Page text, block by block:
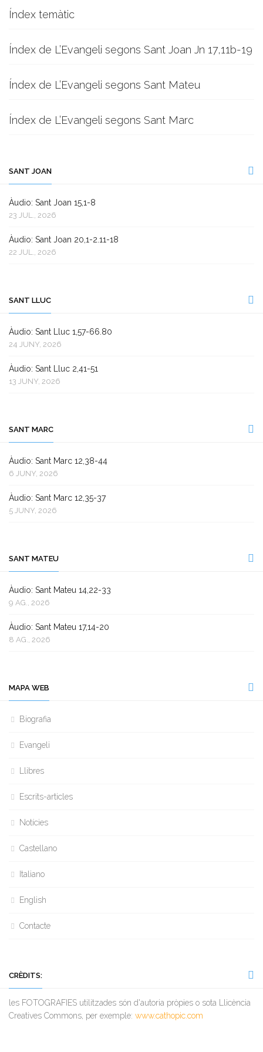
Índex temàtic
Índex de L’Evangeli segons Sant Joan Jn 17,11b-19
Índex de L’Evangeli segons Sant Mateu
Índex de L’Evangeli segons Sant Marc
SANT JOAN
Àudio: Sant Joan 15,1-8
23 JUL., 2026
Àudio: Sant Joan 20,1-2.11-18
22 JUL., 2026
SANT LLUC
Àudio: Sant Lluc 1,57-66.80
24 JUNY, 2026
Àudio: Sant Lluc 2,41-51
13 JUNY, 2026
SANT MARC
Àudio: Sant Marc 12,38-44
6 JUNY, 2026
Àudio: Sant Marc 12,35-37
5 JUNY, 2026
SANT MATEU
Àudio: Sant Mateu 14,22-33
9 AG., 2026
Àudio: Sant Mateu 17,14-20
8 AG., 2026
MAPA WEB
Biografia
Evangeli
Llibres
Escrits-articles
Notícies
Castellano
Italiano
English
Contacte
CRÈDITS:
les FOTOGRAFIES utilitzades són d'autoria pròpies o sota Llicència
Creatives Commons, per exemple: www.cathopic.com